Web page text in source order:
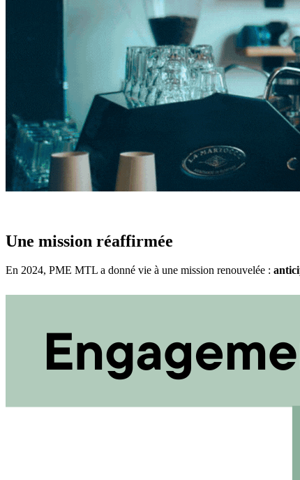
Une mission réaffirmée
En 2024, PME MTL a donné vie à une mission renouvelée :